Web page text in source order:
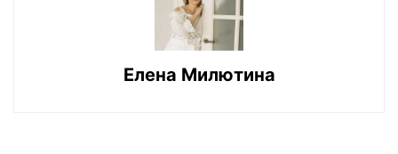
Елена Милютина